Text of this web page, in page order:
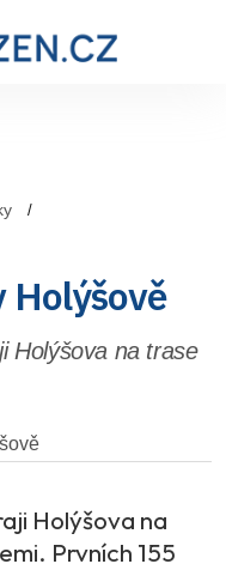
Holýšově
Holýšova na trase
Holýšova na
Prvních 155